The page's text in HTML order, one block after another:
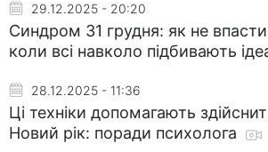
29.12.2025 - 20:20
Синдром 31 грудня: як не впасти
коли всі навколо підбивають
28.12.2025 - 11:36
Ці техніки допомагають
Новий рік: поради психолога